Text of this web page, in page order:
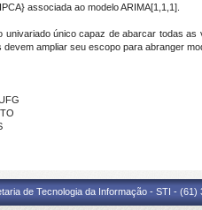
associada ao modelo ARIMA[1,1,1].
único capaz de abarcar todas
ampliar seu escopo para abranger
de Tecnologia da Informação - STI -